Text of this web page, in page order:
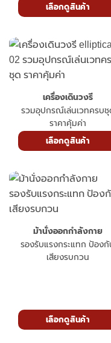
เผาผลาญไว ประหยัดพื้นที่
เครื่องเดินวงรี
รวมอุปกรณ์เล่นเวทครบชุด
ราคาคุ้มค่า
ม้านั่งออกกำลังกาย
รองรับแรงกระแทก ป้องกัน